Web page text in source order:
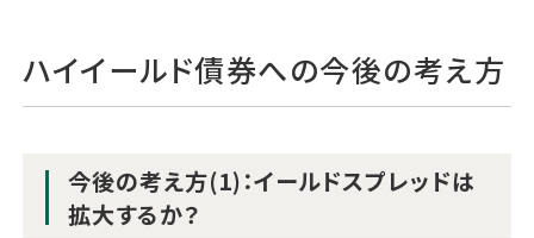
ハイイールド債券への今後の考え方
今後の考え方(1)：イールドスプレッドは
拡大するか？